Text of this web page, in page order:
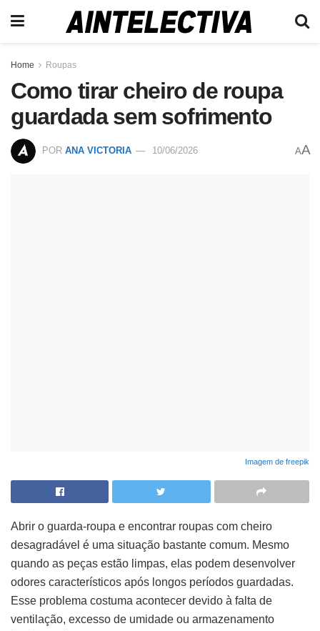
Home Roupas
Como tirar cheiro de roupa
guardada sem sofrimento
POR ANA VICTORIA 10/06/2026 AA
Imagem de freepik
Abrir o guarda-roupa e encontrar roupas com cheiro
desagradável é uma situação bastante comum. Mesmo
quando as peças estão limpas, elas podem desenvolver
odores característicos após longos períodos guardadas.
Esse problema costuma acontecer devido à falta de
ventilação, excesso de umidade ou armazenamento